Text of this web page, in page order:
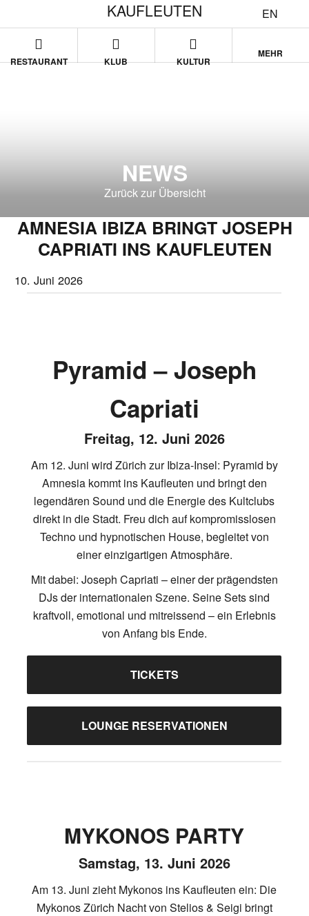
EN
KAUFLEUTEN
RESTAURANT KLUB KULTUR
MEHR
NEWS
Zurück zur Übersicht
AMNESIA IBIZA BRINGT JOSEPH
CAPRIATI INS KAUFLEUTEN
10. Juni 2026
Pyramid – Joseph
Capriati
Freitag, 12. Juni 2026
Am 12. Juni wird Zürich zur Ibiza-Insel: Pyramid by
Amnesia kommt ins Kaufleuten und bringt den
legendären Sound und die Energie des Kultclubs
direkt in die Stadt. Freu dich auf kompromisslosen
Techno und hypnotischen House, begleitet von
einer einzigartigen Atmosphäre.
Mit dabei: Joseph Capriati – einer der prägendsten
DJs der internationalen Szene. Seine Sets sind
kraftvoll, emotional und mitreissend – ein Erlebnis
von Anfang bis Ende.
TICKETS
LOUNGE RESERVATIONEN
MYKONOS PARTY
Samstag, 13. Juni 2026
Am 13. Juni zieht Mykonos ins Kaufleuten ein: Die
Mykonos Zürich Nacht von Stelios & Seigi bringt